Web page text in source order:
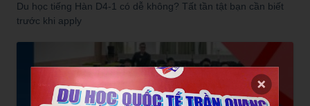
Du học tiếng Hàn D4-1 có dễ không? Tất tần tật bạn cần biết
trước khi apply